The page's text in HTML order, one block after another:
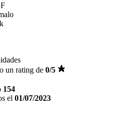
un rating de 0/5
154
el 01/07/2023